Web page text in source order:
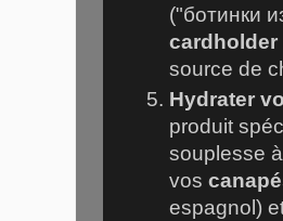
("ботинки
cardholder
source de
Hydrater
produit
souplesse
vos
espagnol)